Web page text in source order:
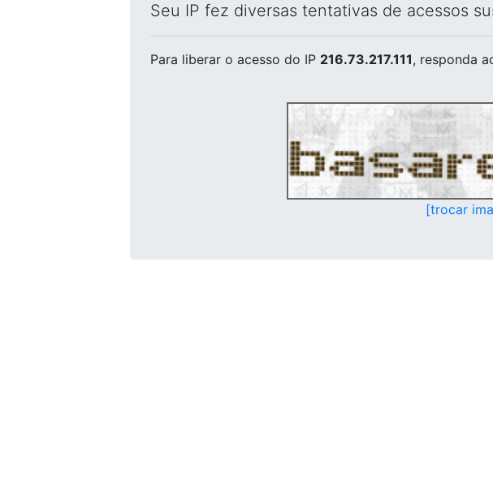
Seu IP fez diversas tentativas de acessos
Para liberar o acesso do IP 216.73.217.111, responda
[trocar